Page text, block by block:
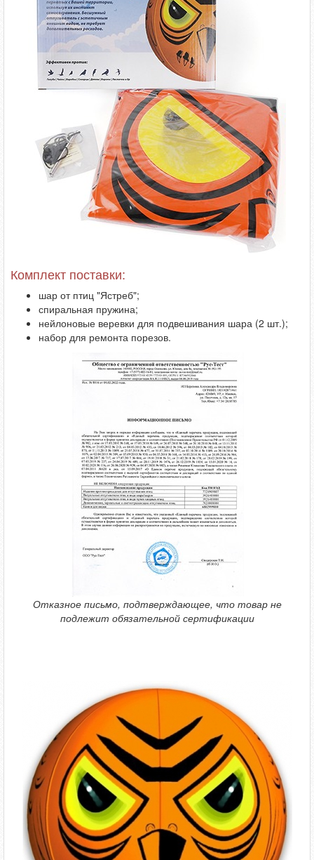
Комплект поставки:
шар от птиц "Ястреб";
спиральная пружина;
нейлоновые веревки для подвешивания шара (2 шт.);
набор для ремонта порезов.
Отказное письмо, подтверждающее, что товар не
подлежит обязательной сертификации